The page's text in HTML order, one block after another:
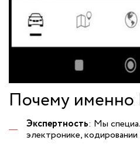
Почему
Экспертность: Мы
электронике,